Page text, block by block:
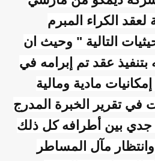
لعقد الكراء المبرم
التالية " وحيث ان
بتنفيذ عقد تم إبرامه في
مادية ومالية
تقرير الخبرة المدرج
جدي بين أطرافه كل ذلك
مآل المساطر